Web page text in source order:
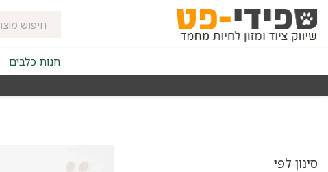
חנות כלבים
סינון לפי